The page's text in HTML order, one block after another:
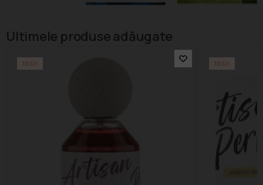
Ultimele produse adăugate
NOU! NOU!